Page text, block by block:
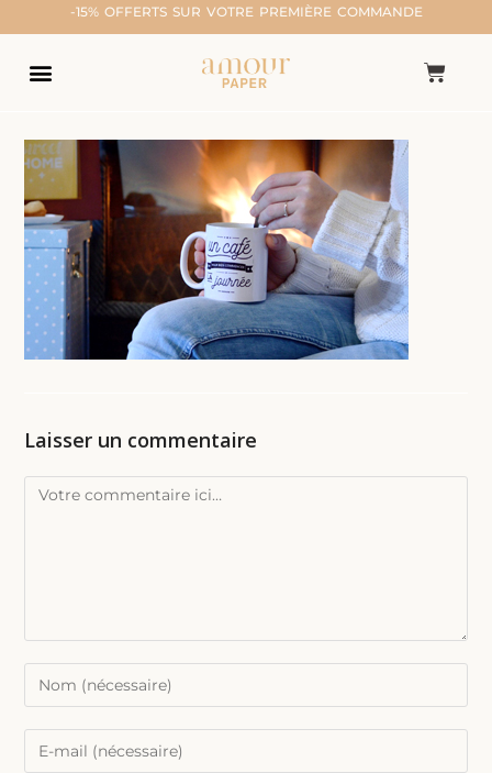
-15% OFFERTS SUR VOTRE PREMIÈRE COMMANDE
Laisser un commentaire